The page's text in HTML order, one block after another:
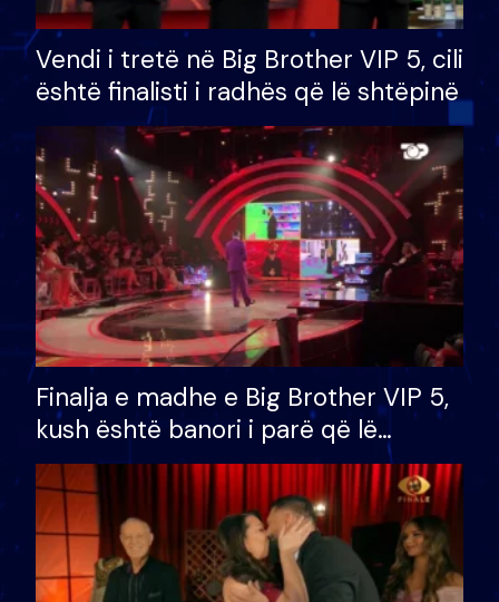
Vendi i tretë në Big Brother VIP 5, cili
është finalisti i radhës që lë shtëpinë
Finalja e madhe e Big Brother VIP 5,
kush është banori i parë që lë
shtëpinë dhe humb mundësinë për
të fituar çmimin e madh